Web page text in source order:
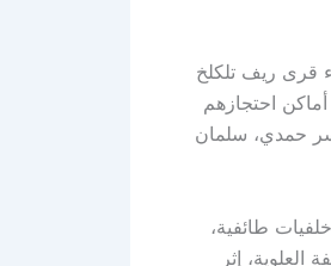
قرى ريف تلكلخ
مصيرهم أو أماكن احتجازهم
حمدي، سلمان
طائفية،
إثر